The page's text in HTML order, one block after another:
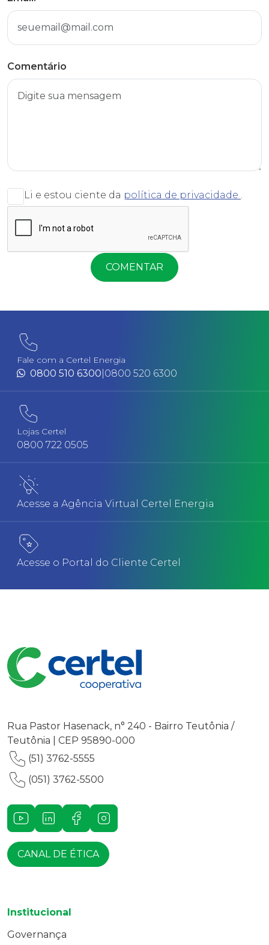
Comentário
Li e estou ciente da política de privacidade .
COMENTAR
Fale com a Certel Energia
0800 510 6300 0800 520 6300
Lojas Certel
0800 722 0505
Acesse a Agência Virtual Certel Energia
Acesse o Portal do Cliente Certel
Rua Pastor Hasenack, n° 240 - Bairro Teutônia /
Teutônia | CEP 95890-000
(51) 3762-5555
(051) 3762-5500
YoutubeLinkedInFacebookInstagram
CANAL DE ÉTICA
Institucional
Governança